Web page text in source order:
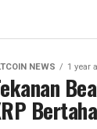
NEWS 1 year